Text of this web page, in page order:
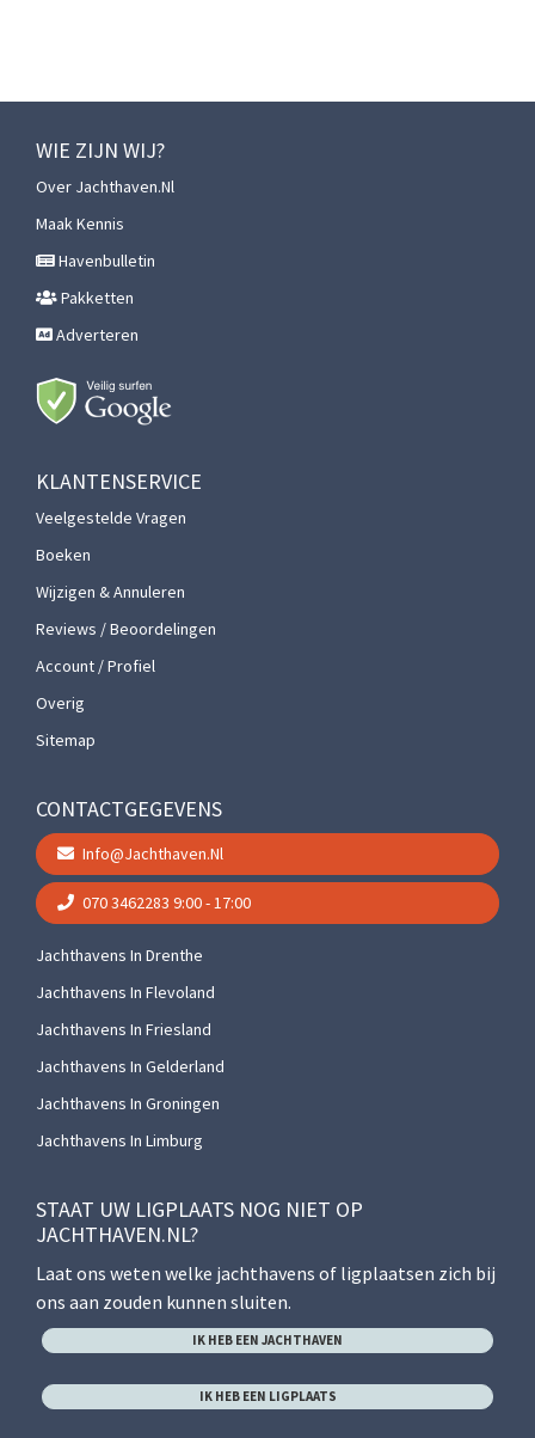
WIE ZIJN WIJ?
Over Jachthaven.nl
Maak Kennis
Havenbulletin
Pakketten
Adverteren
KLANTENSERVICE
Veelgestelde Vragen
Boeken
Wijzigen & Annuleren
Reviews / Beoordelingen
Account / Profiel
Overig
Sitemap
CONTACTGEGEVENS
Info@jachthaven.nl
070 3462283 9:00 - 17:00
Jachthavens In Drenthe
Jachthavens In Flevoland
Jachthavens In Friesland
Jachthavens In Gelderland
Jachthavens In Groningen
Jachthavens In Limburg
STAAT UW LIGPLAATS NOG NIET OP
JACHTHAVEN.NL?
Laat ons weten welke jachthavens of ligplaatsen zich bij
ons aan zouden kunnen sluiten.
IK HEB EEN JACHTHAVEN
IK HEB EEN LIGPLAATS